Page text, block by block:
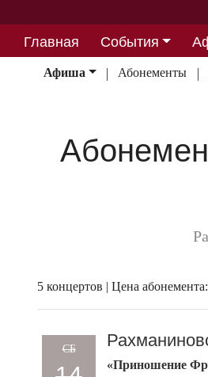
Главная События
Партнерство
Афиша Абонементы
5 концертов | Цена
СБ
«Приношение